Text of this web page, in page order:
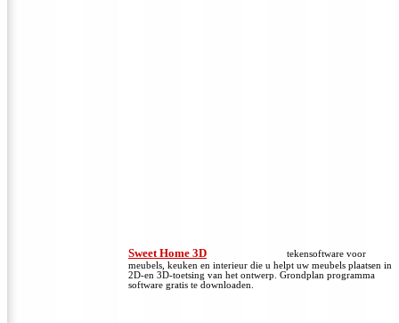
Sweet Home 3D
tekensoftware voor
meubels, keuken en interieur die u helpt uw meubels plaatsen in
2D-en 3D-toetsing van het ontwerp. Grondplan programma
software gratis te downloaden.